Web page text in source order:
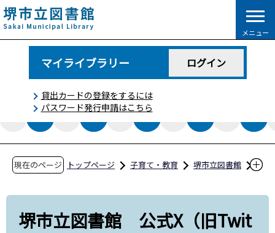
こ
の
ペ
で
メニュー
マイライブラリー ログイン
貸出カードの登録をするには
パスワード発行申請はこちら
現在のページ トップページ 子育て・教育
堺市立図書館
堺市立図書館 公式X（旧Twit